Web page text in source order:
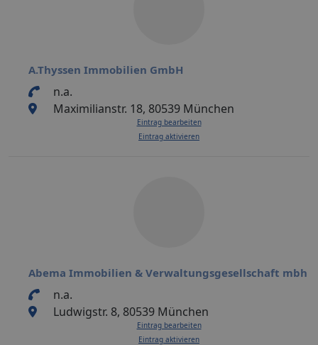
A.Thyssen Immobilien GmbH
n.a.
Maximilianstr. 18, 80539 München
Eintrag bearbeiten
Eintrag aktivieren
Abema Immobilien & Verwaltungsgesellschaft mbh
n.a.
Ludwigstr. 8, 80539 München
Eintrag bearbeiten
Eintrag aktivieren